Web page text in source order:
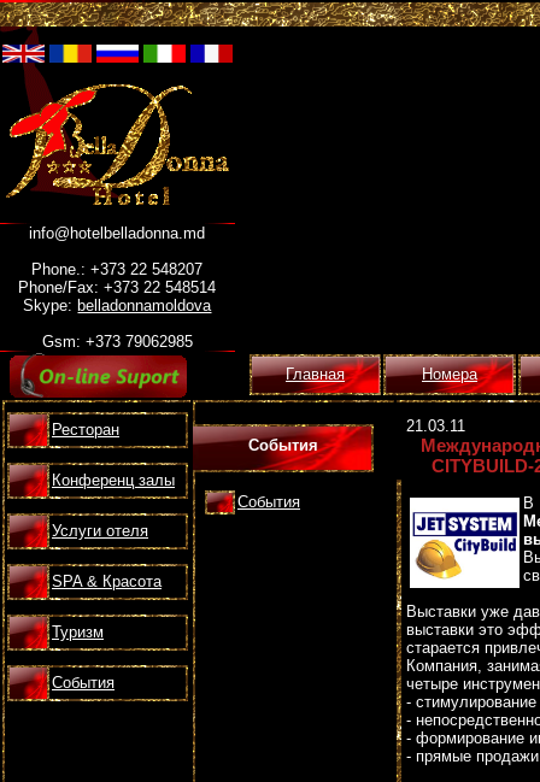
info@hotelbelladonna.md
Phone.: +373 22 548207
Phone/Fax: +373 22 548514
Skype: belladonnamoldova
Gsm: +373 79062985
Главная
Номера
Ресторан
Конференц залы
Услуги отеля
SPA & Красота
Туризм
События
События
События
21.03.11
CITYBUILD-
В
Выставки уже
выставки это
старается
Компания,
четыре
-
-
- формирование
- прямые продажи